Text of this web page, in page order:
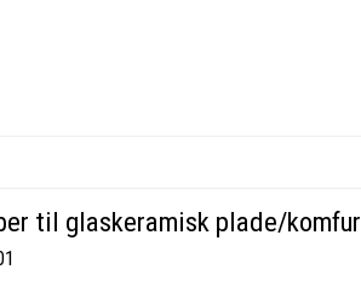
til glaskeramisk plade/komfur